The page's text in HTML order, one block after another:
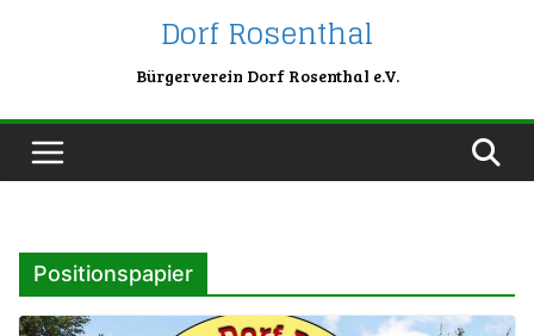
Dorf Rosenthal
Bürgerverein Dorf Rosenthal e.V.
Positionspapier